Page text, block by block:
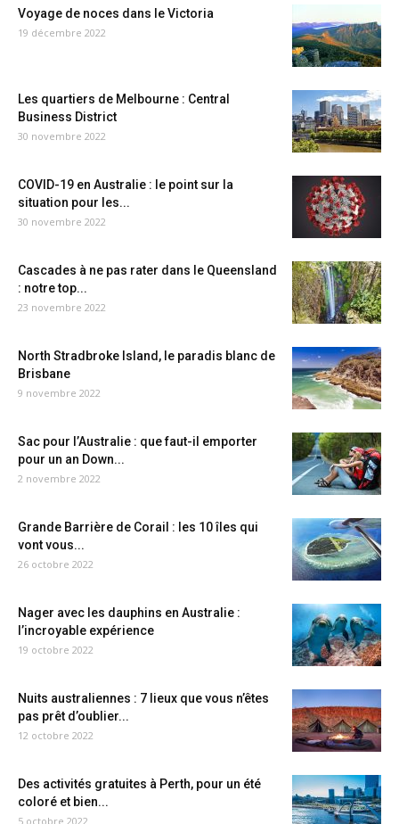
Voyage de noces dans le Victoria
19 décembre 2022
Les quartiers de Melbourne : Central
Business District
30 novembre 2022
COVID-19 en Australie : le point sur la
situation pour les...
30 novembre 2022
Cascades à ne pas rater dans le Queensland
: notre top...
23 novembre 2022
North Stradbroke Island, le paradis blanc de
Brisbane
9 novembre 2022
Sac pour l’Australie : que faut-il emporter
pour un an Down...
2 novembre 2022
Grande Barrière de Corail : les 10 îles qui
vont vous...
26 octobre 2022
Nager avec les dauphins en Australie :
l’incroyable expérience
19 octobre 2022
Nuits australiennes : 7 lieux que vous n’êtes
pas prêt d’oublier...
12 octobre 2022
Des activités gratuites à Perth, pour un été
coloré et bien...
5 octobre 2022